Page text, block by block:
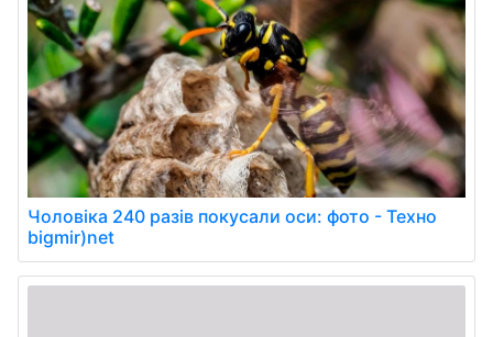
Чоловіка 240 разів покусали оси: фото - Техно
bigmir)net